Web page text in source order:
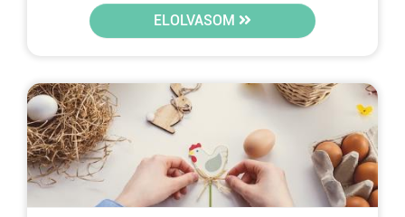
ELOLVASOM